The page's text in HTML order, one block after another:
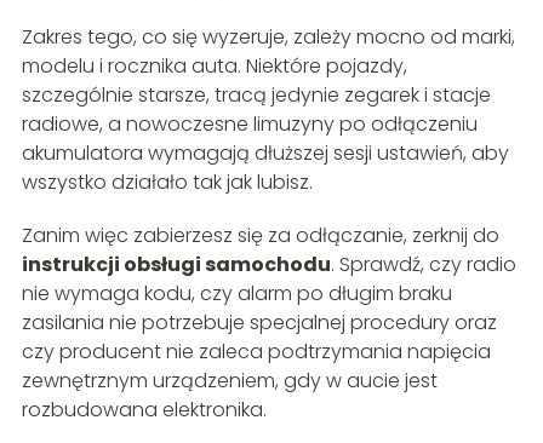
Zakres tego, co się wyzeruje, zależy mocno od marki,
modelu i rocznika auta. Niektóre pojazdy,
szczególnie starsze, tracą jedynie zegarek i stacje
radiowe, a nowoczesne limuzyny po odłączeniu
akumulatora wymagają dłuższej sesji ustawień, aby
wszystko działało tak jak lubisz.
Zanim więc zabierzesz się za odłączanie, zerknij do
instrukcji obsługi samochodu. Sprawdź, czy radio
nie wymaga kodu, czy alarm po długim braku
zasilania nie potrzebuje specjalnej procedury oraz
czy producent nie zaleca podtrzymania napięcia
zewnętrznym urządzeniem, gdy w aucie jest
rozbudowana elektronika.